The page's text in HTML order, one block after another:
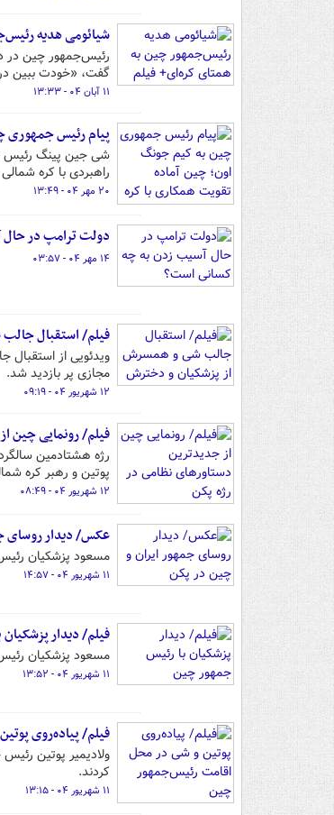
شیائومی هدیه
رئیس‌جمهور چین در
گفت، «خودت ببین
۱۱ آبان ۰۴ - ۱۳:۳۳
پیام رئیس جمهوری
شی جین پینگ رئیس
راهبردی با کره
۲۰ مهر ۰۴ - ۱۳:۴۹
دولت ترامپ در
۱۴ مهر ۰۴ - ۰۳:۵۷
فیلم/ استقبال
ویدئویی از
مجازی پر بازدید شد.
۱۲ شهریور ۰۴ - ۰۹:۱۹
فیلم/ رونمایی چین
رژه هشتادمین
پوتین و رهبر کره
۱۲ شهریور ۰۴ - ۰۸:۴۹
عکس/ دیدار روسای
مسعود پزشکیان
۱۱ شهریور ۰۴ - ۱۴:۵۷
فیلم/ دیدار
مسعود پزشکیان
۱۱ شهریور ۰۴ - ۱۳:۵۲
فیلم/ پیاده‌روی
ولادیمیر پوتین
کردند.
۱۱ شهریور ۰۴ - ۱۳:۱۵